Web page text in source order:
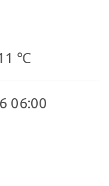
℃
06:00